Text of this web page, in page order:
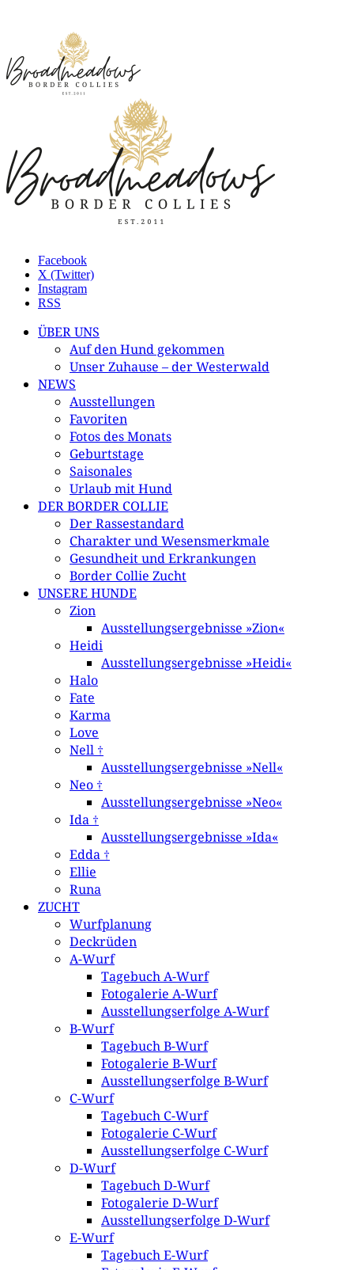
Facebook
X (Twitter)
Instagram
RSS
ÜBER UNS
Auf den Hund gekommen
Unser Zuhause – der Westerwald
NEWS
Ausstellungen
Favoriten
Fotos des Monats
Geburtstage
Saisonales
Urlaub mit Hund
DER BORDER COLLIE
Der Rassestandard
Charakter und Wesensmerkmale
Gesundheit und Erkrankungen
Border Collie Zucht
UNSERE HUNDE
Zion
Ausstellungsergebnisse »Zion«
Heidi
Ausstellungsergebnisse »Heidi«
Halo
Fate
Karma
Love
Nell †
Ausstellungsergebnisse »Nell«
Neo †
Ausstellungsergebnisse »Neo«
Ida †
Ausstellungsergebnisse »Ida«
Edda †
Ellie
Runa
ZUCHT
Wurfplanung
Deckrüden
A-Wurf
Tagebuch A-Wurf
Fotogalerie A-Wurf
Ausstellungserfolge A-Wurf
B-Wurf
Tagebuch B-Wurf
Fotogalerie B-Wurf
Ausstellungserfolge B-Wurf
C-Wurf
Tagebuch C-Wurf
Fotogalerie C-Wurf
Ausstellungserfolge C-Wurf
D-Wurf
Tagebuch D-Wurf
Fotogalerie D-Wurf
Ausstellungserfolge D-Wurf
E-Wurf
Tagebuch E-Wurf